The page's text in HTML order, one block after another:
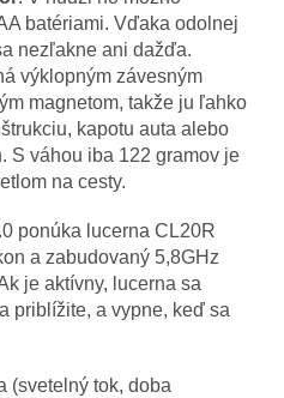
batériami. Vďaka odolnej
nezľakne ani dažďa.
výklopným závesným
magnetom, takže ju ľahko
kapotu auta alebo
S váhou iba 122 gramov je
na cesty.
ponúka lucerna CL20R
a zabudovaný 5,8GHz
je aktívny, lucerna sa
priblížite, a vypne, keď sa
(svetelný tok, doba